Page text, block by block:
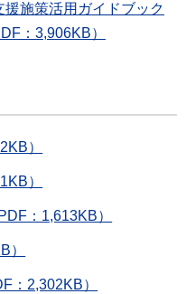
施策活用ガイドブック
：3,906KB）
）
）
：1,613KB）
）
：2,302KB）